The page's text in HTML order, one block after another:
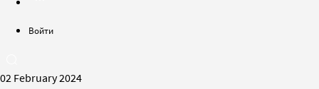
Войти
02 February 2024